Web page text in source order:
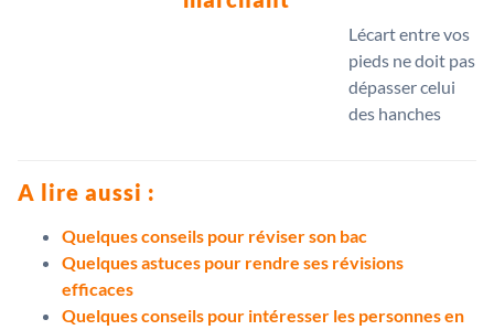
Lécart entre vos
pieds ne doit pas
dépasser celui
des hanches
A lire aussi :
Quelques conseils pour réviser son bac
Quelques astuces pour rendre ses révisions
efficaces
Quelques conseils pour intéresser les personnes en